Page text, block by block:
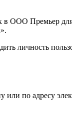
ООО Премьер
или по адресу